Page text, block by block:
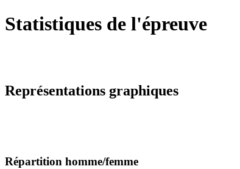
Statistiques de l'épreuve
Représentations graphiques
Répartition homme/femme